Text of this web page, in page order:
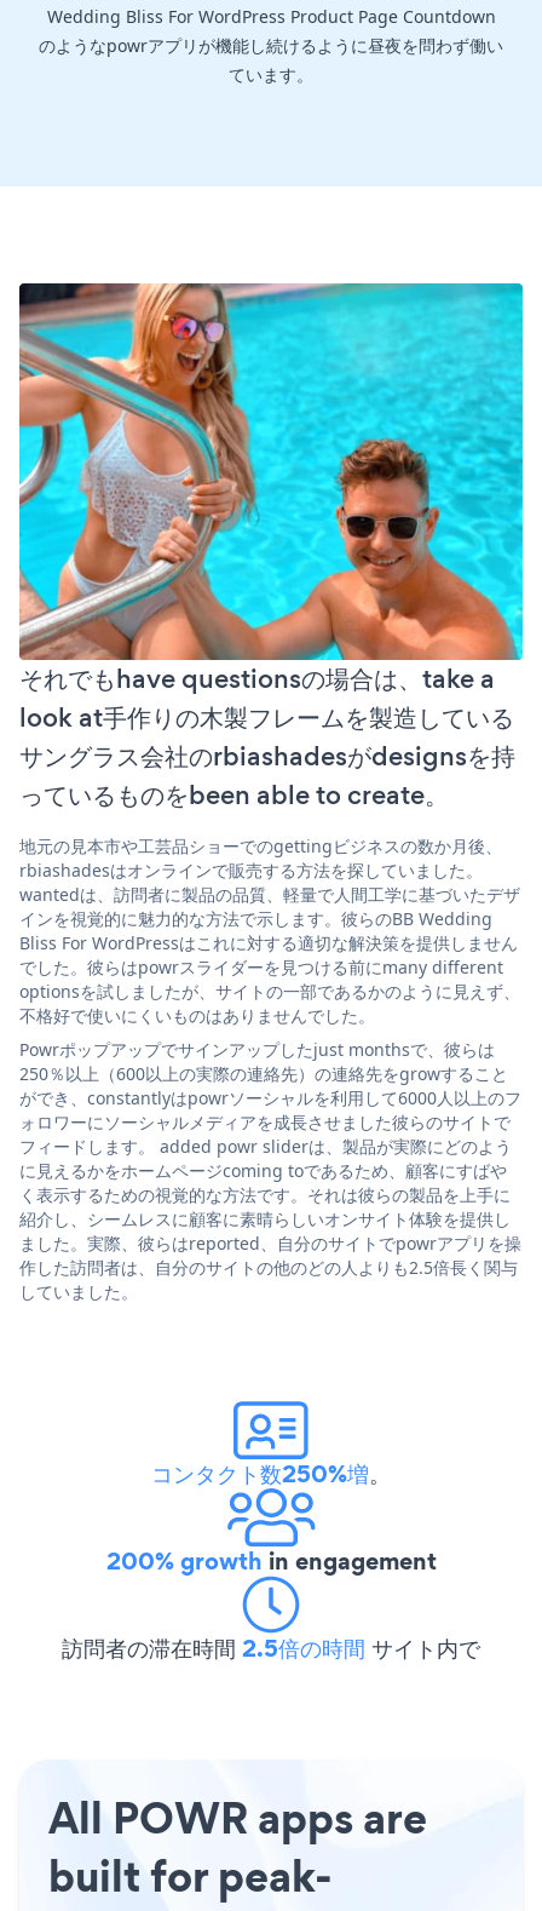
Wedding Bliss For WordPress Product Page Countdown
のようなpowrアプリが機能し続けるように昼夜を問わず働い
ています。
それでもhave questionsの場合は、take a
look at手作りの木製フレームを製造している
サングラス会社のrbiashadesがdesignsを持
っているものをbeen able to create。
地元の見本市や工芸品ショーでのgettingビジネスの数か月後、
rbiashadesはオンラインで販売する方法を探していました。
wantedは、訪問者に製品の品質、軽量で人間工学に基づいたデザ
インを視覚的に魅力的な方法で示します。彼らのBB Wedding
Bliss For WordPressはこれに対する適切な解決策を提供しません
でした。彼らはpowrスライダーを見つける前にmany different
optionsを試しましたが、サイトの一部であるかのように見えず、
不格好で使いにくいものはありませんでした。
Powrポップアップでサインアップしたjust monthsで、彼らは
250％以上（600以上の実際の連絡先）の連絡先をgrowすること
ができ、constantlyはpowrソーシャルを利用して6000人以上のフ
ォロワーにソーシャルメディアを成長させました彼らのサイトで
フィードします。 added powr sliderは、製品が実際にどのよう
に見えるかをホームページcoming toであるため、顧客にすばや
く表示するための視覚的な方法です。それは彼らの製品を上手に
紹介し、シームレスに顧客に素晴らしいオンサイト体験を提供し
ました。実際、彼らはreported、自分のサイトでpowrアプリを操
作した訪問者は、自分のサイトの他のどの人よりも2.5倍長く関与
していました。
コンタクト数250%増。
200% growth in engagement
訪問者の滞在時間 2.5倍の時間 サイト内で
All POWR apps are
built for peak-